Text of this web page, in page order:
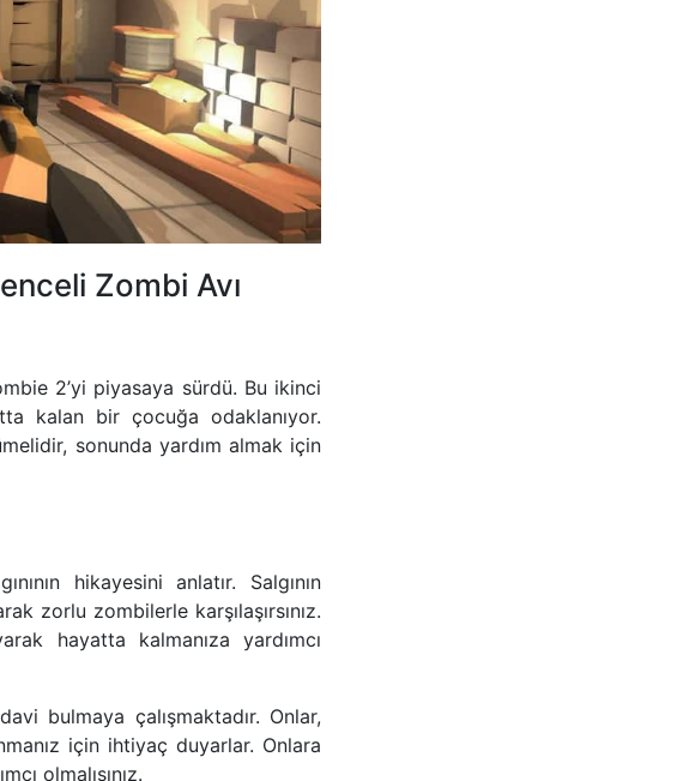
Zombi Avı
2’yi piyasaya sürdü. Bu ikinci
kalan bir çocuğa odaklanıyor.
sonunda yardım almak için
hikayesini anlatır. Salgının
zorlu zombilerle karşılaşırsınız.
hayatta kalmanıza yardımcı
bulmaya çalışmaktadır. Onlar,
için ihtiyaç duyarlar. Onlara
olmalısınız.